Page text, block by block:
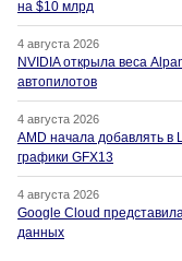
на $10 млрд
4 августа 2026
NVIDIA открыла веса
автопилотов
4 августа 2026
AMD начала добавлять в
графики GFX13
4 августа 2026
Google Cloud
данных